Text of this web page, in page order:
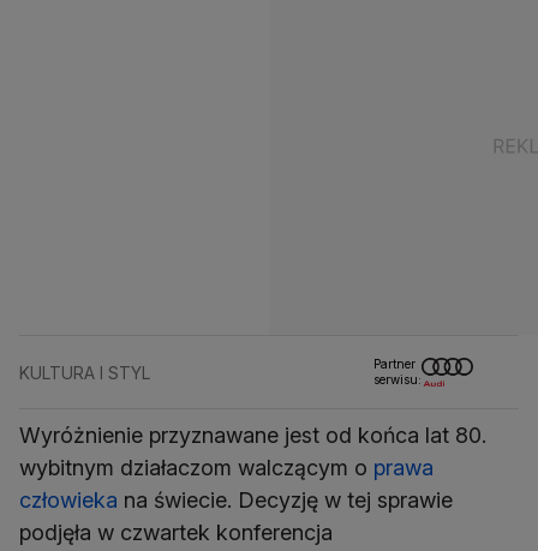
KULTURA I STYL
Partner
serwisu:
Wyróżnienie przyznawane jest od końca lat 80.
wybitnym działaczom walczącym o prawa
człowieka na świecie. Decyzję w tej sprawie
podjęła w czwartek konferencja